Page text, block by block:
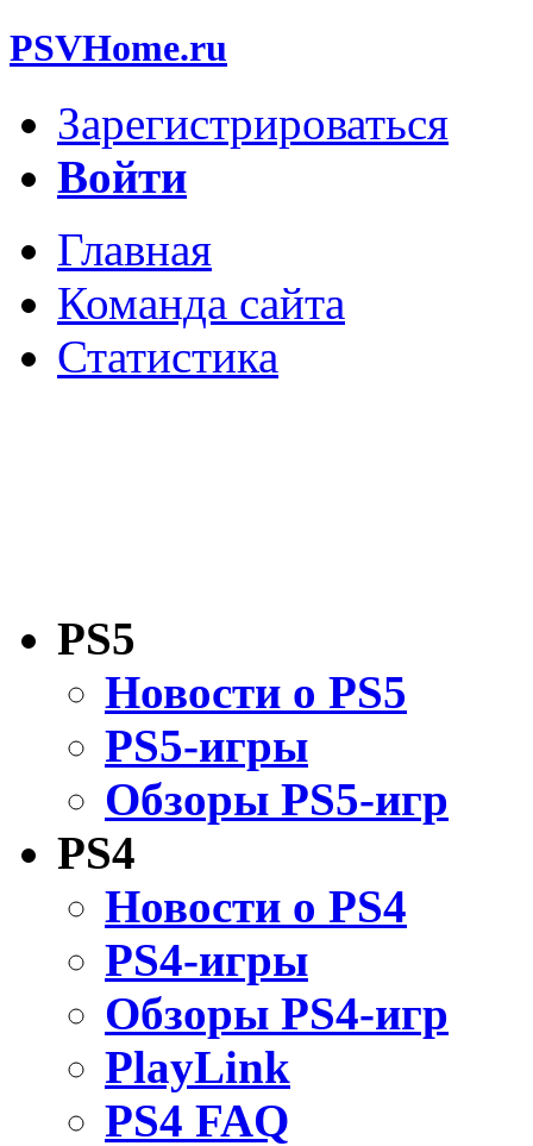
PSVHome.ru
Зарегистрироваться
Войти
Главная
Команда сайта
Статистика
PS5
Новости о PS5
PS5-игры
Обзоры PS5-игр
PS4
Новости о PS4
PS4-игры
Обзоры PS4-игр
PlayLink
PS4 FAQ